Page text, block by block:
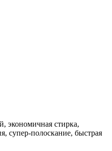
экономичная стирка,
супер-полоскание, быстрая